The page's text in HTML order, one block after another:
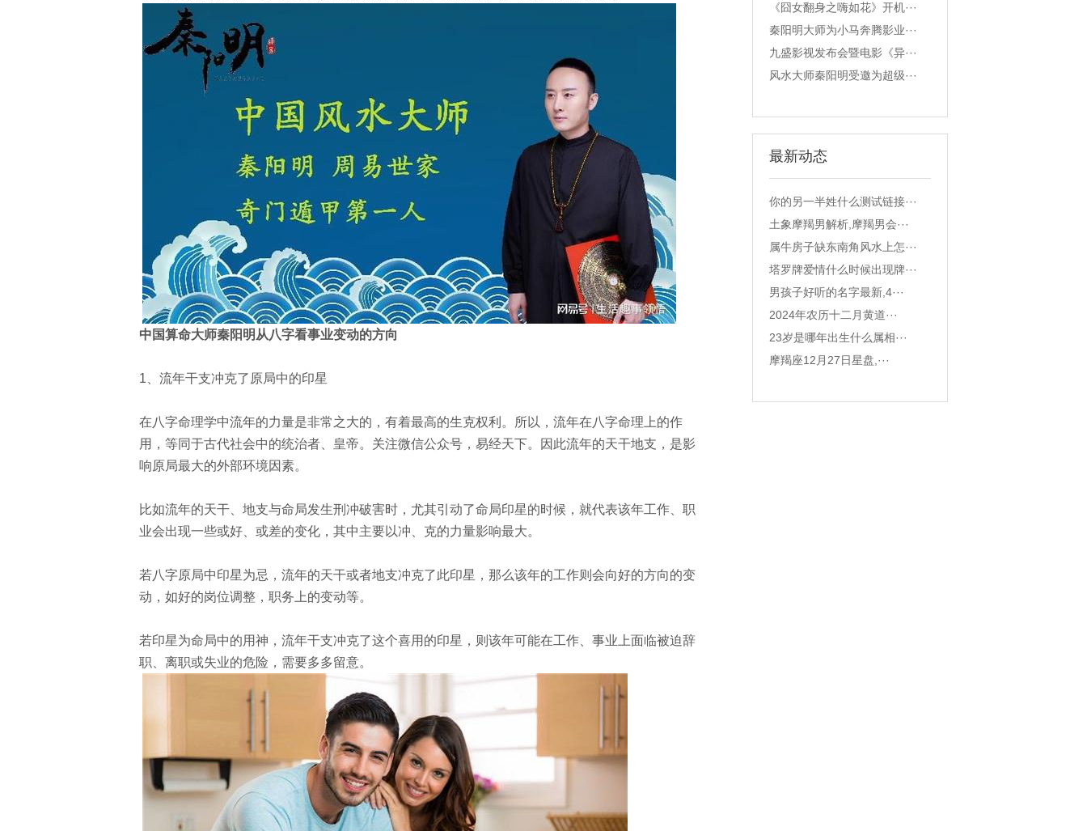
中国算命大师秦阳明从八字看事业变动的方向
1 、流年干支冲克了原局中的印星
在八字命理学中流年的力量是非常之大的，有着最高的生克权利。所以，流年在八字命理上的作
用，等同于古代社会中的统治者、皇帝。关注微信公众号，易经天下。因此流年的天干地支，是影
响原局最大的外部环境因素。
比如流年的天干、地支与命局发生刑冲破害时，尤其引动了命局印星的时候，就代表该年工作、职
业会出现一些或好、或差的变化，其中主要以冲、克的力量影响最大。
若八字原局中印星为忌，流年的天干或者地支冲克了此印星，那么该年的工作则会向好的方向的变
动，如好的岗位调整，职务上的变动等。
若印星为命局中的用神，流年干支冲克了这个喜用的印星，则该年可能在工作、事业上面临被迫辞
职、离职或失业的危险，需要多多留意。
《囧女翻身之嗨如花》开机···
秦阳明大师为小马奔腾影业···
九盛影视发布会暨电影《异···
风水大师秦阳明受邀为超级···
最新动态
你的另一半姓什么测试链接···
土象摩羯男解析,摩羯男会···
属牛房子缺东南角风水上怎···
塔罗牌爱情什么时候出现牌···
男孩子好听的名字最新,4···
2024年农历十二月黄道···
23岁是哪年出生什么属相···
摩羯座12月27日星盘,···